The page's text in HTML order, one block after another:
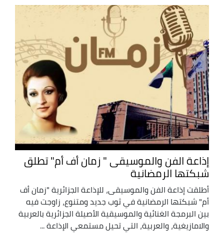
إذاعة الفن والموسيقى " زمان أف أم" تطلق
شبكتها الرمضانية
أطلقت إذاعة الفن والموسيقى، للإذاعة الجزائرية "زمان أف
أم" شبكتها الرمضانية في ثوب جديد ومتنوع، زاوجت فيه
بين البرمجة الغنائية والموسيقية الأصيلة الجزائرية بالعربية
والامازيغية، والعربية، التي تحيل مستمعي الإذاعة ...